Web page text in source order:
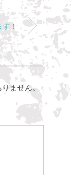
！
ません。